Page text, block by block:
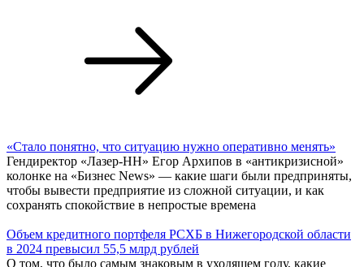
«Стало понятно, что ситуацию нужно оперативно менять»
Гендиректор «Лазер-НН» Егор Архипов в «антикризисной»
колонке на «Бизнес News» — какие шаги были предприняты,
чтобы вывести предприятие из сложной ситуации, и как
сохранять спокойствие в непростые времена
Объем кредитного портфеля РСХБ в Нижегородской области
в 2024 превысил 55,5 млрд рублей
О том, что было самым знаковым в уходящем году, какие